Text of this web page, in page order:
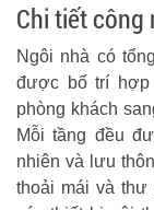
Chi tiết công
Ngôi nhà có
được bố trí hợp
phòng khách
Mỗi tầng đều
nhiên và lưu
thoải mái và